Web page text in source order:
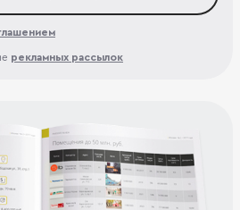
рекламных рассылок